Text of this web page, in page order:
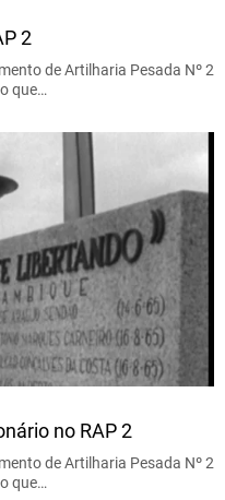
2
de Artilharia Pesada Nº 2
que…
no RAP 2
de Artilharia Pesada Nº 2
que…